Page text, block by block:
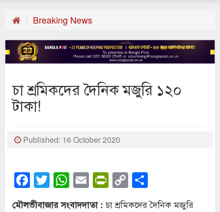
Breaking News
চা শ্রমিকদের দৈনিক মজুরি ১২০
টাকা!
Published: 16 October 2020
Facebook
Twitter
WhatsApp
EmailPrintFriendly
Copy
Link
মৌলভীবাজার সংবাদদাতা :চা শ্রমিকদের দৈনিক মজুরি